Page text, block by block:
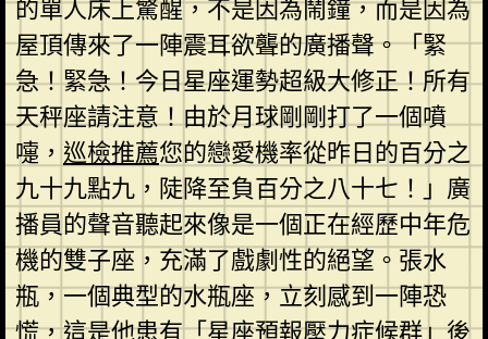
的單人床上驚醒，不是因為鬧鐘，而是因為
屋頂傳來了一陣震耳欲聾的廣播聲。「緊
急！緊急！今日星座運勢超級大修正！所有
天秤座請注意！由於月球剛剛打了一個噴
嚏， 巡檢推薦您的戀愛機率從昨日的百分之
九十九點九，陡降至負百分之八十七！」廣
播員的聲音聽起來像是一個正在經歷中年危
機的雙子座，充滿了戲劇性的絕望。張水
瓶，一個典型的水瓶座，立刻感到一陣恐
慌，這是他患有「星座預報壓力症候群」後